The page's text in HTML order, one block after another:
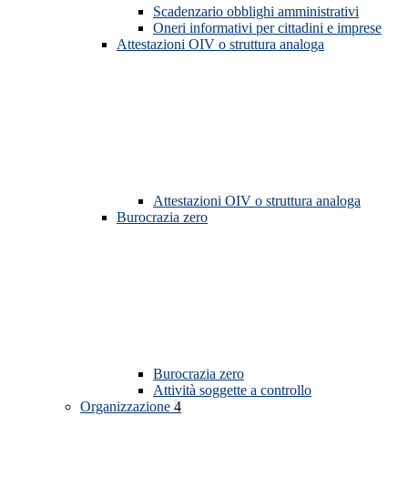
Scadenzario obblighi amministrativi
Oneri informativi per cittadini e imprese
Attestazioni OIV o struttura analoga
Attestazioni OIV o struttura analoga
Burocrazia zero
Burocrazia zero
Attività soggette a controllo
Organizzazione 4